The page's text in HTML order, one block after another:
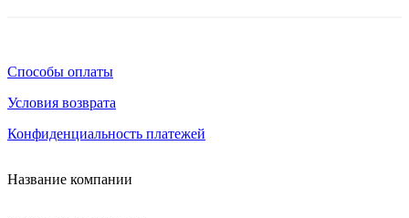
Способы оплаты
Условия возврата
Конфиденциальность платежей
Название компании